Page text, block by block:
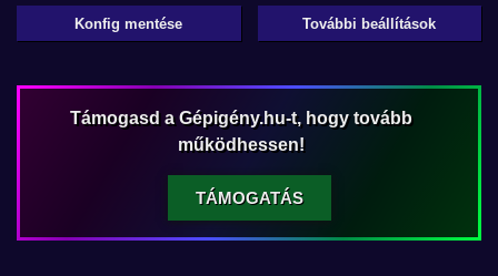
Konfig mentése További beállítások
Támogasd a Gépigény.hu-t, hogy tovább
működhessen!
TÁMOGATÁS